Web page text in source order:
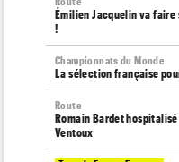
Émilien Jacquelin va faire
!
Championnats du Monde
La sélection française
Route
Romain Bardet
Ventoux